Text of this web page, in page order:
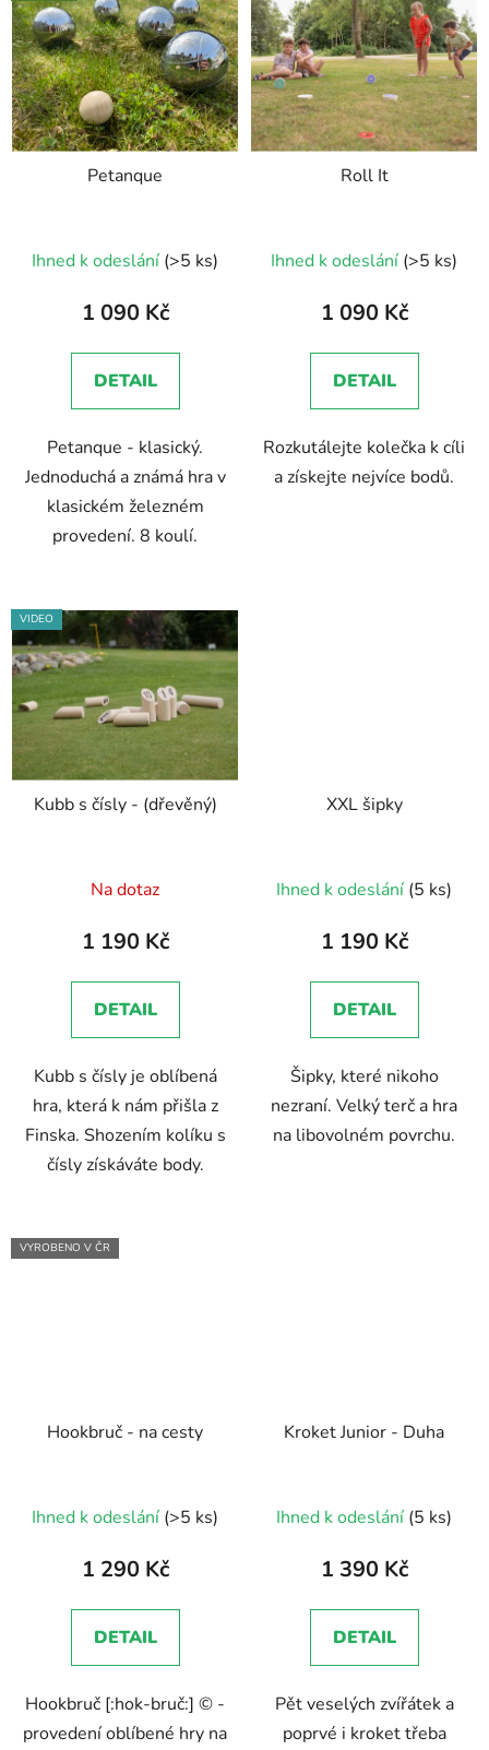
ý
p
i
s
p
r
Petanque
hodnocení
produktu
5,0
z
hvězdiček.
Ihned k odeslání (>5 ks)
1 090 Kč
DETAIL
Petanque - klasický.
Jednoduchá a známá hra v
klasickém železném
provedení. 8 koulí.
Roll It
Ihned k odeslání (>5 ks)
1 090 Kč
DETAIL
Rozkutálejte kolečka k cíli
a získejte nejvíce bodů.
VIDEO
Kubb s čísly - (dřevěný)
hodnocení
produktu
5,0
z
hvězdiček.
Na dotaz
1 190 Kč
DETAIL
Kubb s čísly je oblíbená
hra, která k nám přišla z
Finska. Shozením kolíku s
čísly získáváte body.
XXL šipky
hodnocení
produktu
3,0
z
hvězdiček.
Ihned k odeslání (5 ks)
1 190 Kč
DETAIL
Šipky, které nikoho
nezraní. Velký terč a hra
na libovolném povrchu.
VYROBENO V ČR
Hookbruč - na cesty
hodnocení
produktu
5,0
z
hvězdiček.
Ihned k odeslání (>5 ks)
1 290 Kč
DETAIL
Hookbruč [:hok-bruč:] © -
provedení oblíbené hry na
Kroket Junior - Duha
hodnocení
produktu
4,7
z
hvězdiček.
Ihned k odeslání (5 ks)
1 390 Kč
DETAIL
Pět veselých zvířátek a
poprvé i kroket třeba